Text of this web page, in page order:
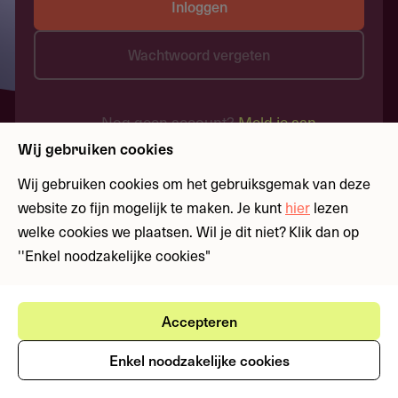
Inloggen
Wachtwoord vergeten
Nog geen account?Meld je aan
Wij gebruiken cookies
Wij gebruiken cookies om het gebruiksgemak van deze
website zo fijn mogelijk te maken. Je kunt hier lezen
welke cookies we plaatsen. Wil je dit niet? Klik dan op
''Enkel noodzakelijke cookies"
Accepteren
Enkel noodzakelijke cookies